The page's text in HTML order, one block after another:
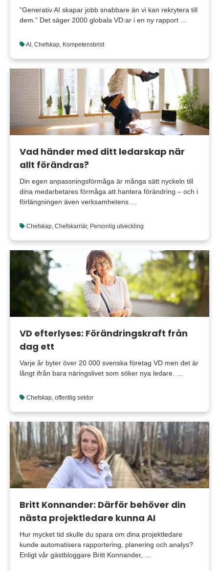
”Generativ AI skapar jobb snabbare än vi kan rekrytera till
dem.” Det säger 2000 globala VD:ar i en ny rapport …
AI Chefskap Kompetensbrist
Vad händer med ditt ledarskap när
allt förändras?
Din egen anpassningsförmåga är många sätt nyckeln till
dina medarbetares förmåga att hantera förändring – och i
förlängningen även verksamhetens …
Chefskap Chefskarriär, Personlig utveckling
VD efterlyses: Förändringskraft från
dag ett
Varje år byter över 20 000 svenska företag VD men det är
långt ifrån bara näringslivet som söker nya ledare. …
Chefskap offentlig sektor
Britt Konnander: Därför behöver din
nästa projektledare kunna AI
Hur mycket tid skulle du spara om dina projektledare
kunde automatisera rapportering, planering och analys?
Enligt vår gästbloggare Britt Konnander, …